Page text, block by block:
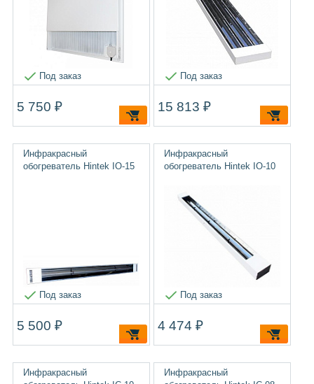
Под заказ
5 750 ₽
Под заказ
15 813 ₽
Инфракрасный
обогреватель Hintek IO-15
Под заказ
5 500 ₽
Инфракрасный
обогреватель Hintek IO-10
Под заказ
4 474 ₽
Инфракрасный
Инфракрасный